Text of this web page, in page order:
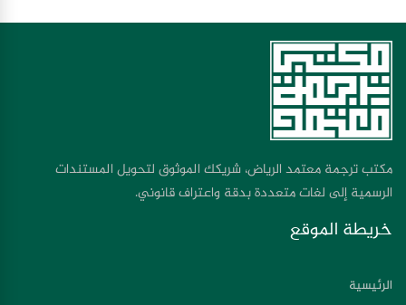
مكتب ترجمة معتمد الرياض، شريكك الموثوق لتحويل المستندات
الرسمية إلى لغات متعددة بدقة واعتراف قانوني.
خريطة الموقع
الرئيسية